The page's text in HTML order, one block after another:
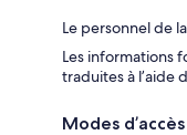
Le personnel de
Les informations
traduites à l’aide
Modes d’accès